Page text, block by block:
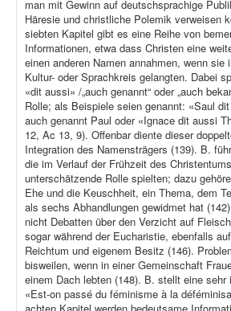
man mit Gewinn auf deutschsprachige
Häresie und christliche Polemik verweisen
siebten Kapitel gibt es eine Reihe von
Informationen, etwa dass Christen eine
einen anderen Namen annahmen, wenn sie
Kultur- oder Sprachkreis gelangten. Dabei
«dit aussi» /„auch genannt“ oder „auch
Rolle; als Beispiele seien genannt: «Saul
auch genannt Paul oder «Ignace dit aussi
12, Ac 13, 9). Offenbar diente dieser
Integration des Namensträgers (139). B.
die im Verlauf der Frühzeit des
unterschätzende Rolle spielten; dazu
Ehe und die Keuschheit, ein Thema, dem
als sechs Abhandlungen gewidmet hat
nicht Debatten über den Verzicht auf
sogar während der Eucharistie, ebenfalls
Reichtum und eigenem Besitz (146).
bisweilen, wenn in einer Gemeinschaft
einem Dach lebten (148). B. stellt eine sehr
«Est-on passé du féminisme à la